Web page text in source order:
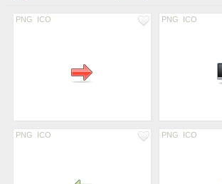
PNG ICO PNG ICO
PNG ICO PNG ICO